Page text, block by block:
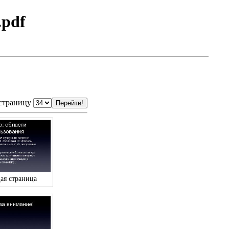
страница